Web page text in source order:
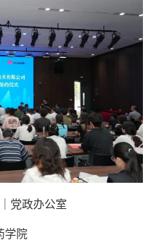
党政办公室
学院